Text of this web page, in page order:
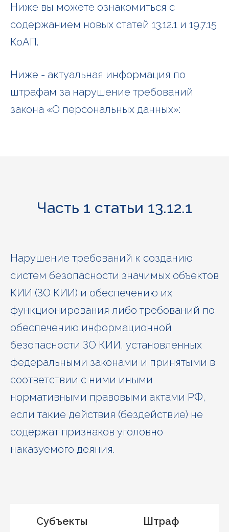
Ниже вы можете ознакомиться с
содержанием новых статей 13.12.1 и 19.7.15
КоАП.
Ниже - актуальная информация по
штрафам за нарушение требований
закона «О персональных данных»:
Часть 1 статьи 13.12.1
Нарушение требований к созданию
систем безопасности значимых объектов
КИИ (ЗО КИИ) и обеспечению их
функционирования либо требований по
обеспечению информационной
безопасности ЗО КИИ, установленных
федеральными законами и принятыми в
соответствии с ними иными
нормативными правовыми актами РФ,
если такие действия (бездействие) не
содержат признаков уголовно
наказуемого деяния.
Субъекты
Штраф